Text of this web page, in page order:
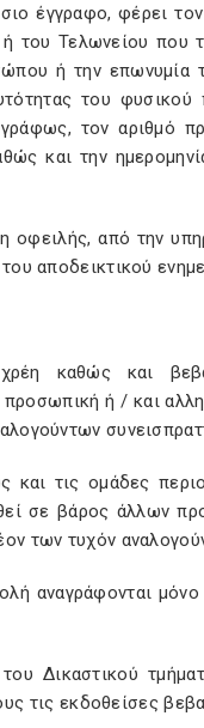
έγγραφο, φέρει
του Τελωνείου που
ή την επωνυμία
του
τον αριθμό
και την
από την
αποδεικτικού
καθώς και
ή / και
τις ομάδες
σε βάρος άλλων
των τυχόν
αναγράφονται
Δικαστικού
τις εκδοθείσες